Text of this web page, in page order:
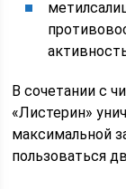
В сочетании с
«Листерин»
максимальной
пользоваться